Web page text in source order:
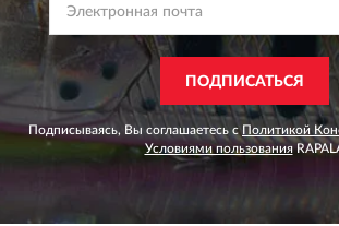
ПОДПИСАТЬСЯ
Подписываясь, Вы соглашаетесь сПолитикой
Условиями пользования